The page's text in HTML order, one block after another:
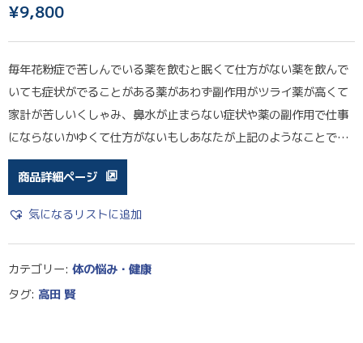
¥9,800
毎年花粉症で苦しんでいる薬を飲むと眠くて仕方がない薬を飲んで
いても症状がでることがある薬があわず副作用がツライ薬が高くて
家計が苦しいくしゃみ、鼻水が止まらない症状や薬の副作用で仕事
にならないかゆくて仕方がないもしあなたが上記のようなことで…
商品詳細ページ
気になるリストに追加
カテゴリー: 体の悩み・健康
タグ: 高田 賢